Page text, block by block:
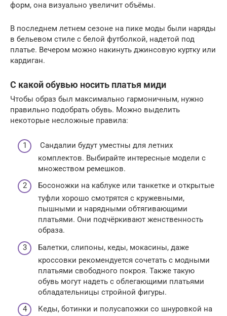
форм, она визуально увеличит объёмы.
В последнем летнем сезоне на пике моды были наряды
в бельевом стиле с белой футболкой, надетой под
платье. Вечером можно накинуть джинсовую куртку или
кардиган.
С какой обувью носить платья миди
Чтобы образ был максимально гармоничным, нужно
правильно подобрать обувь. Можно выделить
некоторые несложные правила:
Сандалии будут уместны для летних
комплектов. Выбирайте интересные модели с
множеством ремешков.
Босоножки на каблуке или танкетке и открытые
туфли хорошо смотрятся с кружевными,
пышными и нарядными обтягивающими
платьями. Они подчёркивают женственность
образа.
Балетки, слипоны, кеды, мокасины, даже
кроссовки рекомендуется сочетать с модными
платьями свободного покроя. Также такую
обувь могут надеть с облегающими платьями
обладательницы стройной фигуры.
Кеды, ботинки и полусапожки со шнуровкой на